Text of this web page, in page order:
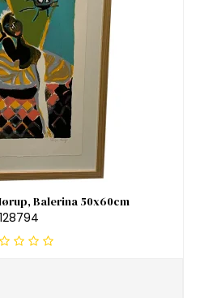
Balerina 50x60cm
128794